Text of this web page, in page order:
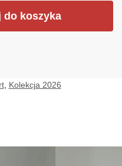
do koszyka
, Kolekcja 2026